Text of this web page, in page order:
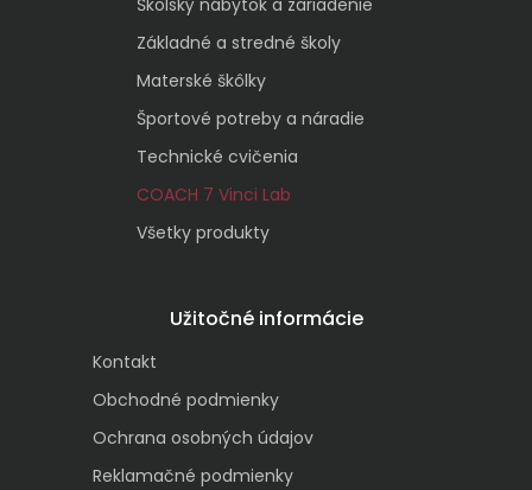
Školský nábytok a zariadenie
Základné a stredné školy
Materské škôlky
Športové potreby a náradie
Technické cvičenia
COACH 7 Vinci Lab
Všetky produkty
Užitočné informácie
Kontakt
Obchodné podmienky
Ochrana osobných údajov
Reklamačné podmienky